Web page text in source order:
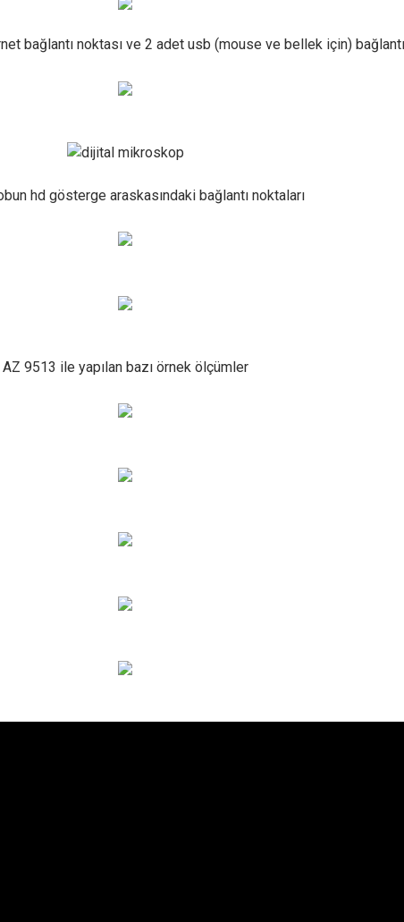
bağlantı noktası ve 2 adet usb (mouse ve bellek için) bağlantı
hd gösterge araskasındaki bağlantı noktaları
AZ 9513 ile yapılan bazı örnek ölçümler